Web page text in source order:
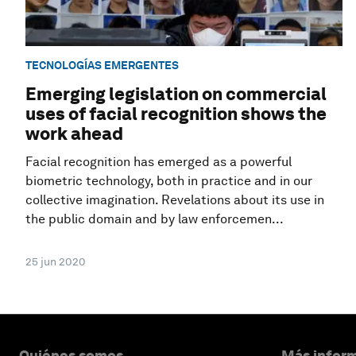
TECNOLOGÍAS EMERGENTES
Emerging legislation on commercial
uses of facial recognition shows the
work ahead
Facial recognition has emerged as a powerful
biometric technology, both in practice and in our
collective imagination. Revelations about its use in
the public domain and by law enforcemen...
25 jun 2020